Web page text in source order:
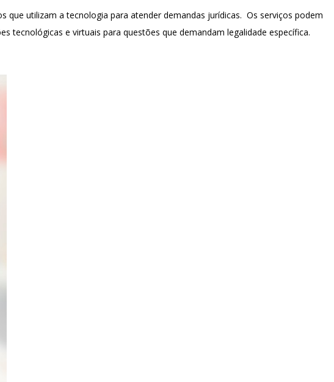
utilizam a tecnologia para atender demandas jurídicas. Os serviços podem
e virtuais para questões que demandam legalidade específica.